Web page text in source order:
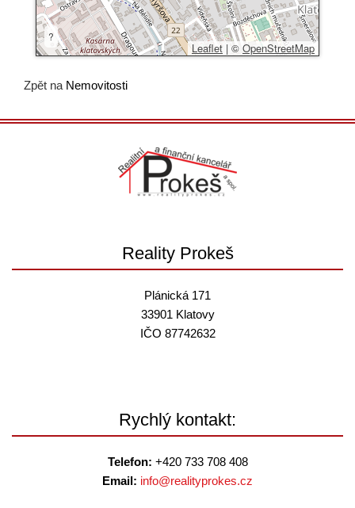
?
Leaflet | © OpenStreetMap
Zpět na Nemovitosti
Reality Prokeš
Plánická 171
33901 Klatovy
IČO 87742632
Rychlý kontakt:
Telefon: +420 733 708 408
Email: info@realityprokes.cz